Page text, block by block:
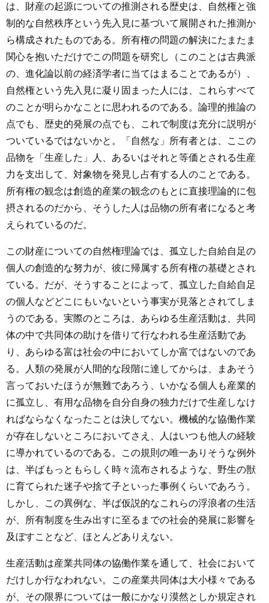
は、財産の起源についての推測される歴史は、自然権と強
制的な自然秩序という先入見に基づいて展開された推測か
ら構成されたものである。所有権の問題の解決にたまたま
関心を抱いただけでこの問題を研究し（このことは古典派
の、進化論以前の経済学者に当てはまることであるが）、
自然権という先入見に凝り固まった人には、これらすべて
のことが明らかなことに思われるのである。論理的推論の
点でも、歴史的発展の点でも、これで制度は充分に説明が
ついているではないかと。「自然な」所有者とは、ここの
品物を「生産した」人、あるいはそれと等価とされる生産
力を支出して、対象物を発見し占有する人のことである。
所有権の観念は創造的産業の観念のもとに直接理論的に包
摂されるのだから、そうした人は品物の所有者になると考
えられているのだ。
この財産についての自然権理論では、孤立した自給自足の
個人の創造的な努力が、彼に帰属する所有権の基礎とされ
ている。だが、そうすることによって、孤立した自給自足
の個人などどこにもいないという事実が見落とされてしま
うのである。実際のところは、あらゆる生産活動は、共同
体の中で共同体の助けを借りて行なわれる生産活動であ
り、あらゆる富は社会の中においてしか富ではないのであ
る。人類の発展が人間的な段階に達してからは、まあそう
言っておいたほうが無難であろう、いかなる個人も産業的
に孤立し、有用な品物を自分自身の独力だけで生産しなけ
ればならなくなったことは決してない。機械的な協働作業
が存在しないところにおいてさえ、人はいつも他人の経験
に導かれているのである。この規則の唯一ありそうな例外
は、半ばもっともらしく時々流布されるような、野生の獣
に育てられた迷子や捨て子といった事例くらいであろう。
しかし、この異例な、半ば仮説的なこれらの浮浪者の生活
が、所有制度を生み出すに至るまでの社会的発展に影響を
及ぼすことなど、ほとんどありえない。
生産活動は産業共同体の協働作業を通して、社会において
だけしか行なわれない。この産業共同体は大小様々である
が、その限界については一般にかなり漠然としか規定され